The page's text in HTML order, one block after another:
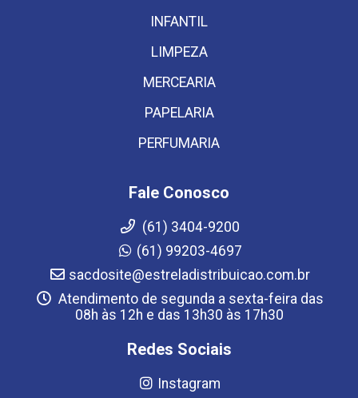
INFANTIL
LIMPEZA
MERCEARIA
PAPELARIA
PERFUMARIA
Fale Conosco
(61) 3404-9200
(61) 99203-4697
sacdosite@estreladistribuicao.com.br
Atendimento de segunda a sexta-feira das
08h às 12h e das 13h30 às 17h30
Redes Sociais
Instagram